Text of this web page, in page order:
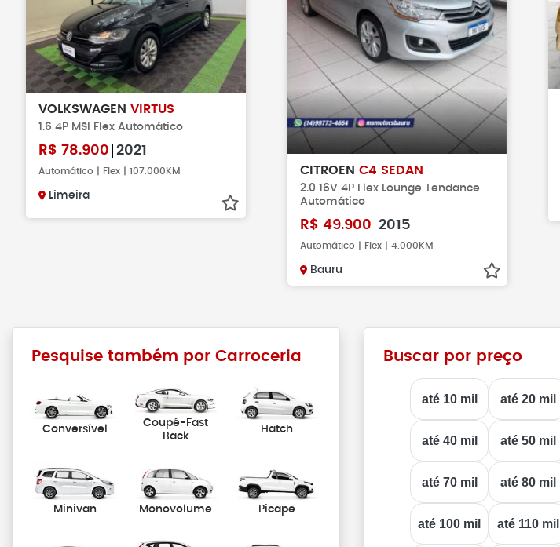
VOLKSWAGENVIRTUS
1.6 4P MSI Flex Automático
R$ 78.900 2021
Automático | Flex | 107.000KM
Limeira
CITROEN C4 SEDAN
2.0 16V 4P Flex Lounge Tendance
Automático
R$ 49.900 2015
Automático | Flex | 4.000KM
Bauru
Pesquise também por Carroceria
Conversível
Coupé-Fast
Back
Hatch
Minivan Monovolume Picape
Buscar por preço
até 10 mil até 20 mil
até 40 mil até 50 mil
até 70 mil até 80 mil
até 100 mil até 110 mil